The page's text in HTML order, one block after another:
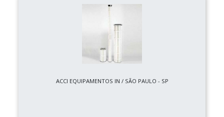
ACCI EQUIPAMENTOS IN / SÃO PAULO - SP